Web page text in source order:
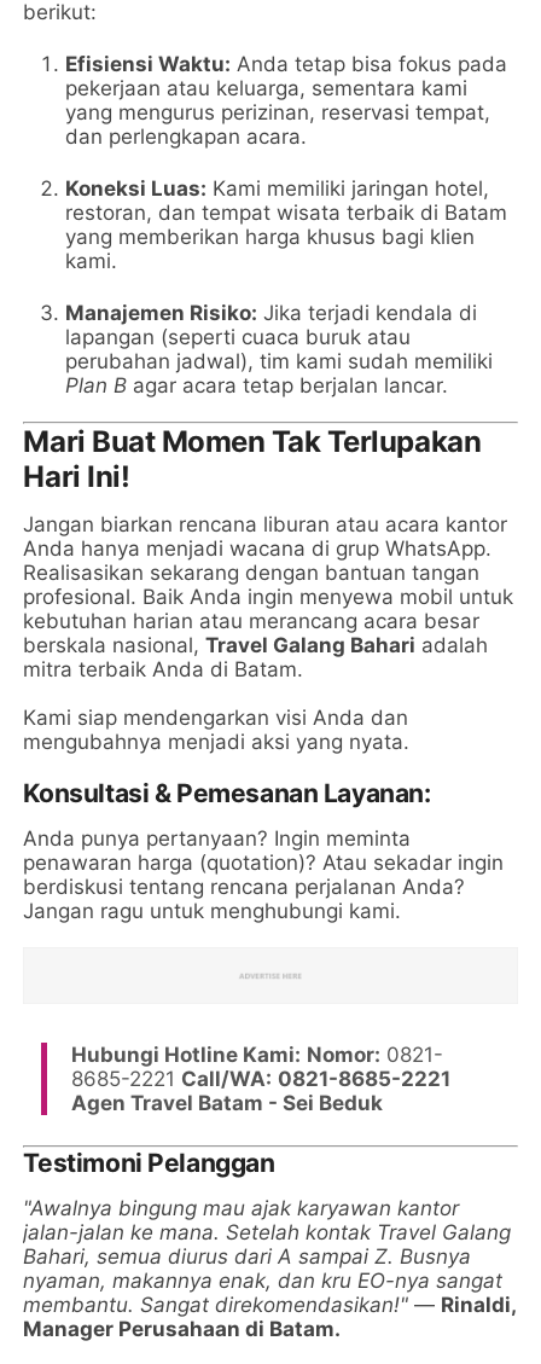
berikut:
Efisiensi Waktu: Anda tetap bisa fokus pada
pekerjaan atau keluarga, sementara kami
yang mengurus perizinan, reservasi tempat,
dan perlengkapan acara.
Koneksi Luas: Kami memiliki jaringan hotel,
restoran, dan tempat wisata terbaik di Batam
yang memberikan harga khusus bagi klien
kami.
Manajemen Risiko: Jika terjadi kendala di
lapangan (seperti cuaca buruk atau
perubahan jadwal), tim kami sudah memiliki
Plan B agar acara tetap berjalan lancar.
Mari Buat Momen Tak Terlupakan
Hari Ini!
Jangan biarkan rencana liburan atau acara kantor
Anda hanya menjadi wacana di grup WhatsApp.
Realisasikan sekarang dengan bantuan tangan
profesional. Baik Anda ingin menyewa mobil untuk
kebutuhan harian atau merancang acara besar
berskala nasional,Travel Galang Bahari adalah
mitra terbaik Anda di Batam.
Kami siap mendengarkan visi Anda dan
mengubahnya menjadi aksi yang nyata.
Konsultasi & Pemesanan Layanan:
Anda punya pertanyaan? Ingin meminta
penawaran harga (quotation)? Atau sekadar ingin
berdiskusi tentang rencana perjalanan Anda?
Jangan ragu untuk menghubungi kami.
Hubungi Hotline Kami: Nomor: 0821-
8685-2221 Call/WA: 0821-8685-2221
Agen Travel Batam - Sei Beduk
Testimoni Pelanggan
"Awalnya bingung mau ajak karyawan kantor
jalan-jalan ke mana. Setelah kontak Travel Galang
Bahari, semua diurus dari A sampai Z. Busnya
nyaman, makannya enak, dan kru EO-nya sangat
membantu. Sangat direkomendasikan!" — Rinaldi,
Manager Perusahaan di Batam.